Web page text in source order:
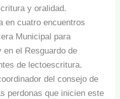
y oralidad.
en cuatro encuentros
Municipal para
en el Resguardo de
de lectoescritura.
del consejo de
perdonas que inicien este